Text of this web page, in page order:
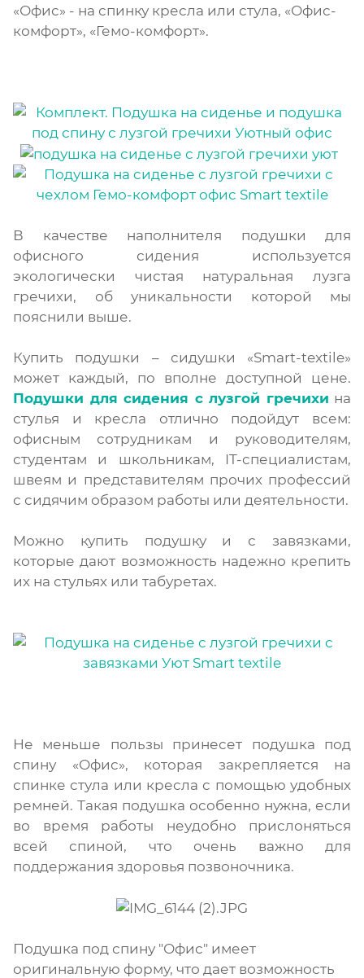
«Офис» - на спинку кресла или стула, «Офис-
комфорт», «Гемо-комфорт».
В качестве наполнителя подушки для
офисного сидения используется
экологически чистая натуральная лузга
гречихи, об уникальности которой мы
пояснили выше.
Купить подушки – сидушки «Smart-textile»
может каждый, по вполне доступной цене.
Подушки для сидения с лузгой гречихи на
стулья и кресла отлично подойдут всем:
офисным сотрудникам и руководителям,
студентам и школьникам, IT-специалистам,
швеям и представителям прочих профессий
с сидячим образом работы или деятельности.
Можно купить подушку и с завязками,
которые дают возможность надежно крепить
их на стульях или табуретах.
Не меньше пользы принесет подушка под
спину «Офис», которая закрепляется на
спинке стула или кресла с помощью удобных
ремней. Такая подушка особенно нужна, если
во время работы неудобно прислоняться
всей спиной, что очень важно для
поддержания здоровья позвоночника.
Подушка под спину "Офис" имеет
оригинальную форму, что дает возможность